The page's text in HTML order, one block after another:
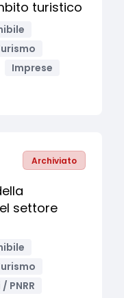
turistico
Imprese
Archiviato
settore
PNRR